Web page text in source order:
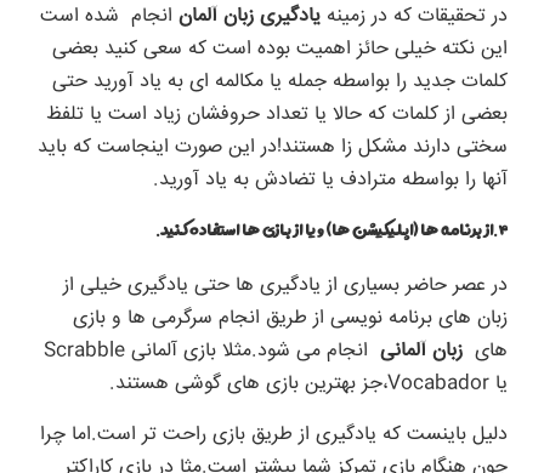
در تحقیقات که در زمینه یادگیری زبان آلمان انجام شده است
این نکته خیلی حائز اهمیت بوده است که سعی کنید بعضی
کلمات جدید را بواسطه جمله یا مکالمه ای به یاد آورید حتی
بعضی از کلمات که حالا یا تعداد حروفشان زیاد است یا تلفظ
سختی دارند مشکل زا هستند!در این صورت اینجاست که باید
آنها را بواسطه مترادف یا تضادش به یاد آورید.
۴.از برنامه ها (اپلیکیشن ها) و یا از بازی ها استفاده کنید.
در عصر حاضر بسیاری از یادگیری ها حتی یادگیری خیلی از
زبان های برنامه نویسی از طریق انجام سرگرمی ها و بازی
های زبان آلمانی
انجام می شود.مثلا بازی آلمانی Scrabble
یا Vocabador،جز بهترین بازی های گوشی هستند.
دلیل باینست که یادگیری از طریق بازی راحت تر است.اما چرا